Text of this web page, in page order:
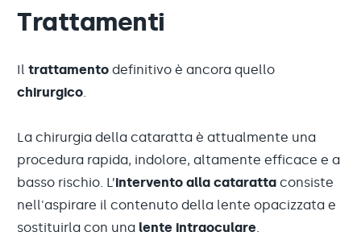
Trattamenti
Il trattamento definitivo è ancora quello
chirurgico.
La chirurgia della cataratta è attualmente una
procedura rapida, indolore, altamente efficace e a
basso rischio. L’intervento alla cataratta consiste
nell'aspirare il contenuto della lente opacizzata e
sostituirla con una lente intraoculare.